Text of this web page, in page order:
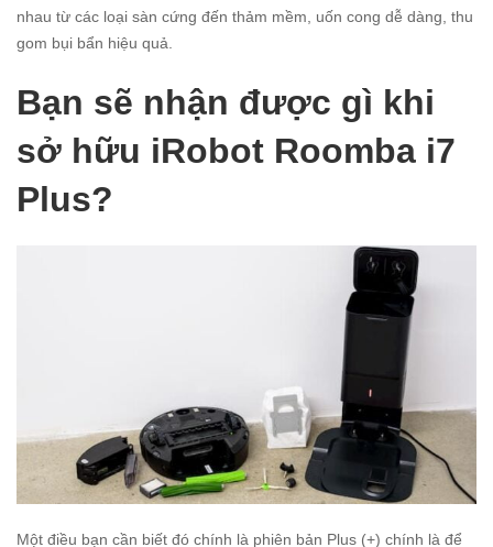
nhau từ các loại sàn cứng đến thảm mềm, uốn cong dễ dàng, thu
gom bụi bẩn hiệu quả.
Bạn sẽ nhận được gì khi
sở hữu iRobot Roomba i7
Plus?
Một điều bạn cần biết đó chính là phiên bản Plus (+) chính là để